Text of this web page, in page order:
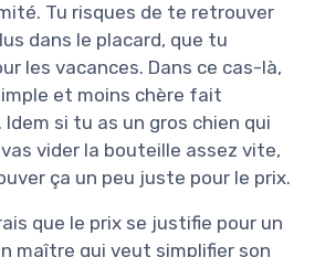
Tu risques de te retrouver
dans le placard, que tu
les vacances. Dans ce cas-là,
et moins chère fait
Idem si tu as un gros chien qui
vider la bouteille assez vite,
ça un peu juste pour le prix.
que le prix se justifie pour un
maître qui veut simplifier son